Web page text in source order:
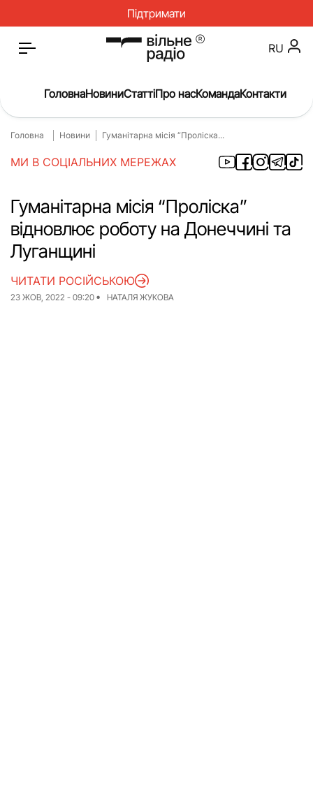
Підтримати
Головна
Новини
Окупація
Про нас
Війна
Гроші
Освіта
Інструкції
ЖКГ
RU
ГоловнаНовиниСтаттіПро насКомандаКонтакти
Головна Новини Гуманітарна місія “Проліска...
МИ В СОЦІАЛЬНИХ МЕРЕЖАХ
Гуманітарна місія “Проліска”
відновлює роботу на Донеччині та
Луганщині
23 ЖОВ, 2022 - 09:20 НАТАЛЯ ЖУКОВА
ЧИТАТИ РОСІЙСЬКОЮ